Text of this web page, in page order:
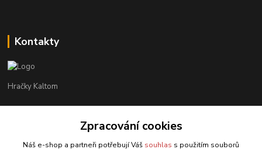
Kontakty
Hračky Kaltom
+420 777 538 008
Zpracování cookies
Náš e-shop a partneři potřebují Váš souhlas s použitím souborů